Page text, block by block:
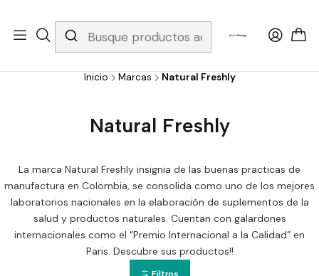
Whatsapp 3229079958/ Fijo 6019251796 / Envios a todo el país y
gratis apartir de 199.000!
Inicio Marcas Natural Freshly
Natural Freshly
La marca Natural Freshly insignia de las buenas practicas de
manufactura en Colombia, se consolida como uno de los mejores
laboratorios nacionales en la elaboración de suplementos de la
salud y productos naturales. Cuentan con galardones
internacionales como el "Premio Internacional a la Calidad” en
Paris. Descubre sus productos!!
Filtros